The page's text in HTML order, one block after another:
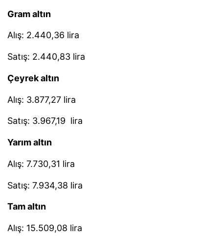
Gram altın
Alış: 2.440,36 lira
Satış: 2.440,83 lira
Çeyrek altın
Alış: 3.877,27 lira
Satış: 3.967,19 lira
Yarım altın
Alış: 7.730,31 lira
Satış: 7.934,38 lira
Tam altın
Alış: 15.509,08 lira